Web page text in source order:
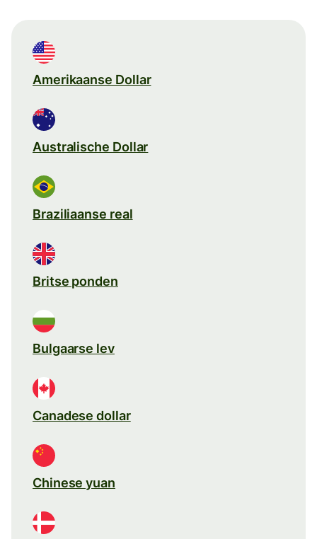
Amerikaanse Dollar
Australische Dollar
Braziliaanse real
Britse ponden
Bulgaarse lev
Canadese dollar
Chinese yuan